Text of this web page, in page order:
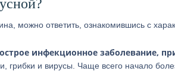
можно ответить, ознакомившись с
инфекционное заболевание,
грибки и вирусы. Чаще всего начало